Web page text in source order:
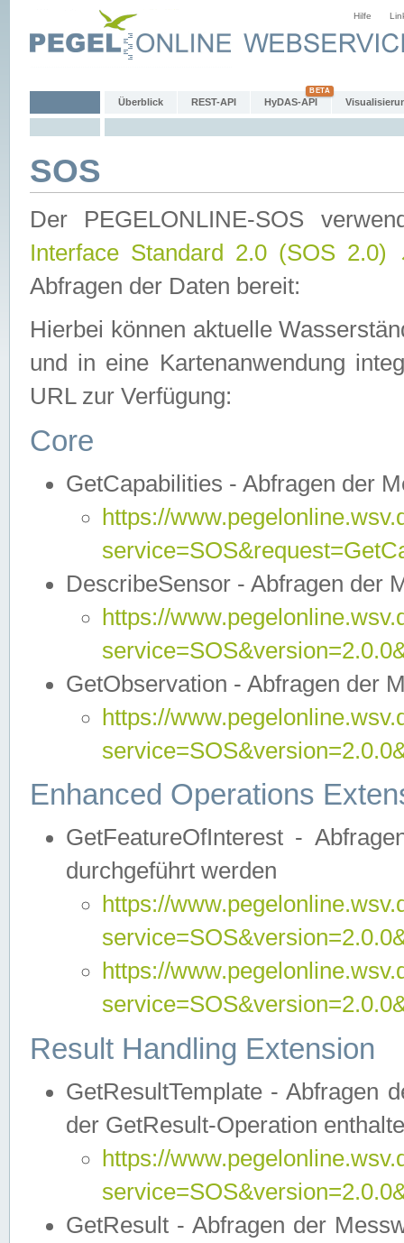
Hilfe
Überblick REST-API HyDAS-API
SOS
Der PEGELONLINE-SOS
Interface Standard 2.0 (SOS 2.0)
Abfragen der Daten bereit:
Hierbei können aktuelle
und in eine Kartenanwendung
URL zur Verfügung:
Core
GetCapabilities - Abfragen der
https://
DescribeSensor - Abfragen der
https://
GetObservation - Abfragen der
https://
Enhanced Operations
GetFeatureOfInterest -
durchgeführt werden
https://
https://
Result Handling Extension
GetResultTemplate - Abfragen
der GetResult-Operation
https://
GetResult - Abfragen der